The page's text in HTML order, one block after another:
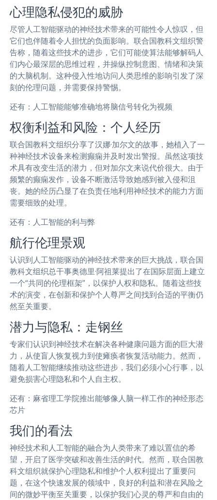
心理隐私侵犯的威胁
尽管人工智能驱动的神经技术带来的可能性令人惊叹，但
它们也伴随着令人担忧的负面影响。联合国教科文组织警
告称，随着这些技术的进步，它们可能使算法能够解码人
们内心最深层的思维过程，并操纵控制意图、情绪和决策
的大脑机制。这种侵入性地访问人类思维的影响引发了深
刻的伦理问题，并需要保持警惕。
还有：人工智能能够准确地将脑信号转化为视频
权衡利益和风险：个人经历
联合国教科文组织分享了汉娜·加尔文的故事，她植入了一
种神经技术设备来检测癫痫并及时发出警报。虽然这项技
术具有改变生活的潜力，但对加尔文来说代价很大。由于
频繁的癫痫发作，设备不断激活导致她感到被入侵和沮
丧。她的经历凸显了在负责任地利用神经技术的能力方面
需要细致的处理。
还有：人工智能的利与弊
航行伦理景观
认识到人工智能驱动的神经技术带来的巨大挑战，联合国
教科文组织总干事奥德里·阿祖莱提出了在国际层面上建立
一个“共同的伦理框架”，以保护人权和隐私。随着这些技
术的演变，在创新和保护个人尊严之间找到合适的平衡仍
然至关重要。
潜力与隐私：走钢丝
专家们认识到神经技术在解决各种健康问题方面的巨大潜
力，从使盲人恢复视力到使瘫痪者恢复活动能力。然而，
随着人工智能继续推动这些进步，我们必须小心行事，以
避免损害心理隐私和个人自主权。
还有：麻省理工学院推出能够像人脑一样工作的神经形态
芯片
我们的看法
神经技术和人工智能的融合为人类带来了难以置信的希
望，开启了医学突破和改善生活的时代。然而，联合国教
科文组织就保护心理隐私和维护个人权利提出了重要问
题，在这个快速发展的领域中，良好的利益和潜在风险之
间的微妙平衡至关重要，以保护我们心灵的尊严和自由的